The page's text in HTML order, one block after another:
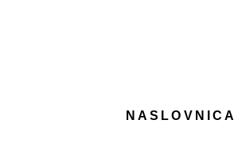
NASLOVNICA